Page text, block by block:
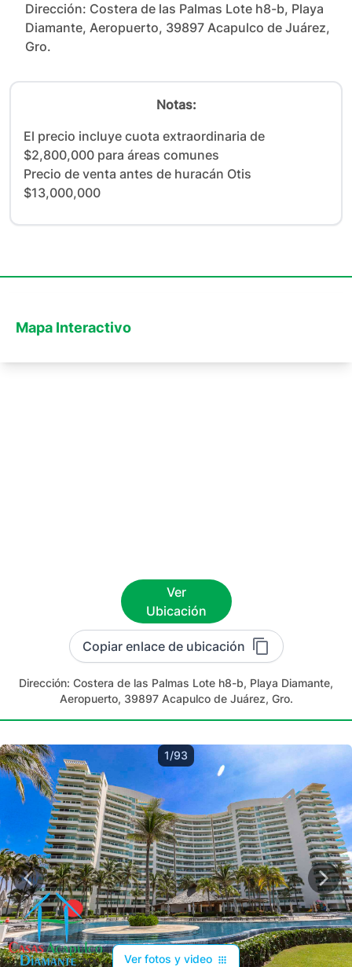
Dirección: Costera de las Palmas Lote h8-b, Playa
Diamante, Aeropuerto, 39897 Acapulco de Juárez,
Gro.
Notas:
El precio incluye cuota extraordinaria de
$2,800,000 para áreas comunes
Precio de venta antes de huracán Otis
$13,000,000
Mapa Interactivo
Ver
Ubicación
Copiar enlace de ubicación
Dirección: Costera de las Palmas Lote h8-b, Playa Diamante,
Aeropuerto, 39897 Acapulco de Juárez, Gro.
1/93
Ver fotos y video